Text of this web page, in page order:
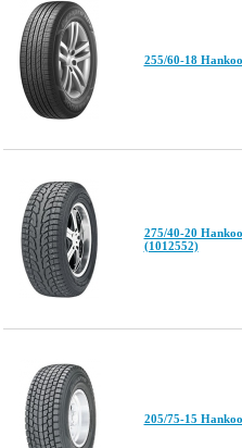
255/60-18
275/40-20
(1012552)
205/75-15